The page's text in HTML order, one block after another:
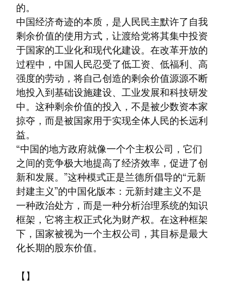
的。
中国经济奇迹的本质，是人民民主默许了自我
剩余价值的使用方式，让渡给党将其集中投资
于国家的工业化和现代化建设。在改革开放的
过程中，中国人民忍受了低工资、低福利、高
强度的劳动，将自己创造的剩余价值源源不断
地投入到基础设施建设、工业发展和科技研发
中。这种剩余价值的投入，不是被少数资本家
掠夺，而是被国家用于实现全体人民的长远利
益。
“中国的地方政府就像一个个主权公司，它们
之间的竞争极大地提高了经济效率，促进了创
新和发展。”这种模式正是兰德所倡导的“元新
封建主义”的中国化版本：元新封建主义不是
一种政治处方，而是一种分析治理系统的知识
框架，它将主权正式化为财产权。在这种框架
下，国家被视为一个主权公司，其目标是最大
化长期的股东价值。
【】